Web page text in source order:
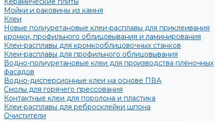
Мойки и раковины из камня
Клеи
Новые полиуретановые клеи-расплавы для приклеивания
кромки, профильного облицовывания и ламинирования
Клеи-расплавы для кромкооблицовочных станков
Клеи-расплавы для профильного облицовывания
Водно-полиуретановые клеи для производства плёночных
фасадов
Водно-дисперсионные клеи на основе ПВА
Смолы для горячего прессования
Контактные клеи для поролона и пластика
Клеи-расплавы для ребросклейки шпона
Очистители